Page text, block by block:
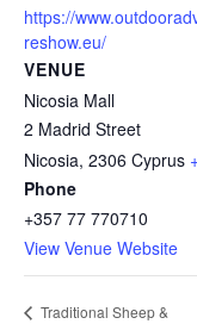
https://
reshow.eu/
VENUE
Nicosia Mall
2 Madrid Street
Nicosia, 2306 Cyprus
Phone
+357 77 770710
View Venue Website
Traditional Sheep &